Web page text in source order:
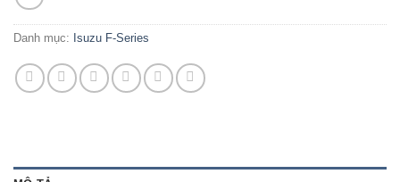
Danh mục: Isuzu F-Series